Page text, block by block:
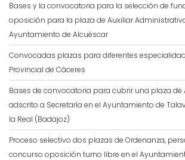
Bases y la convocatoria para la selección de
oposición para la plaza de Auxiliar
Ayuntamiento de Alcuéscar
Convocadas plazas para diferentes
Provincial de Cáceres
Bases de convocatoria para cubrir una plaza
adscrito a Secretaría en el Ayuntamiento de
la Real (Badajoz)
Proceso selectivo dos plazas de Ordenanza,
concurso oposición turno libre en el